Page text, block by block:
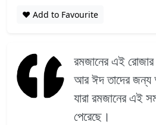
❤️ Add to Favourite
রমজানের এই
আর ঈদ তাদের
যারা রমজানের এই
পেরেছে।